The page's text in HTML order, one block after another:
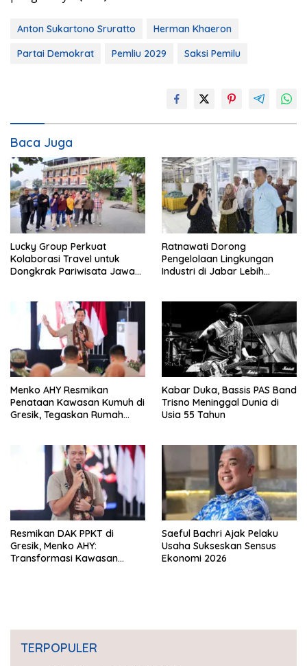
Anton Sukartono Sruratto
Herman Khaeron
Partai Demokrat
Pemliu 2029 Saksi Pemilu
Baca Juga
Lucky Group Perkuat
Kolaborasi Travel untuk
Dongkrak Pariwisata Jawa
Ratnawati Dorong
Pengelolaan Lingkungan
Industri di Jabar Lebih
Menko AHY Resmikan
Penataan Kawasan Kumuh di
Gresik, Tegaskan Rumah
Kabar Duka, Bassis PAS Band
Trisno Meninggal Dunia di
Usia 55 Tahun
Resmikan DAK PPKT di
Gresik, Menko AHY:
Transformasi Kawasan
Saeful Bachri Ajak Pelaku
Usaha Sukseskan Sensus
Ekonomi 2026
TERPOPULER